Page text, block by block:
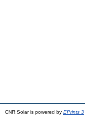
CNR Solar is powered by EPrints 3